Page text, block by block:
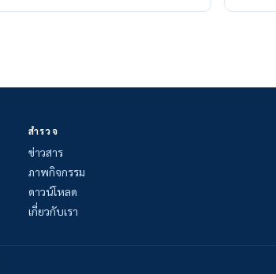
สำรวจ
ข่าวสาร
ภาพกิจกรรม
ดาวน์โหลด
เกี่ยวกับเรา